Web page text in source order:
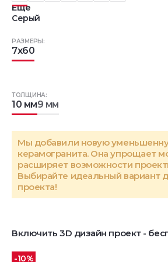
Еще
Серый
РАЗМЕРЫ:
7x60
ТОЛЩИНА:
10 мм9 мм
Мы добавили новую
керамогранита. Она упрощает
расширяет возможности
Выбирайте идеальный вариант
проекта!
Включить 3D дизайн проект -
-10%